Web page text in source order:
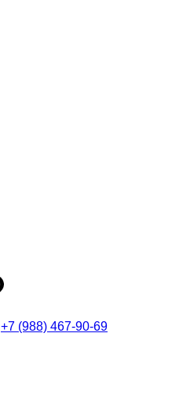
+7 (988) 467-90-69